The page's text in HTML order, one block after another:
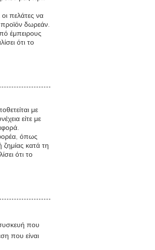
πελάτες να
δωρεάν.
έμπειρους
ότι το
με
είτε με
όπως
κατά τη
ότι το
που
που είναι